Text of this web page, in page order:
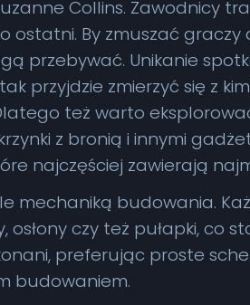
Collins. Zawodnicy
ostatni. By zmuszać graczy
przebywać. Unikanie
przyjdzie zmierzyć się z
też warto
z bronią i innymi
najczęściej zawierają
mechaniką budowania.
czy też pułapki, co
preferując proste
budowaniem.